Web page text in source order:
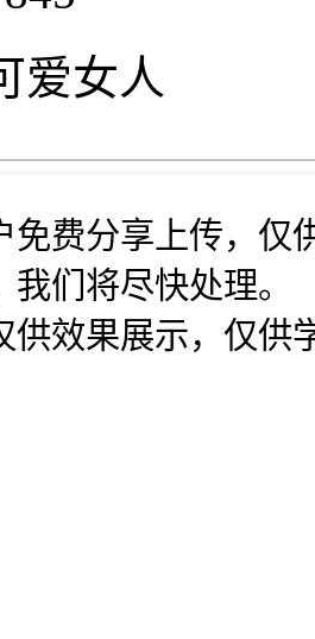
爱女人
免费分享上传，仅
们将尽快处理。
供效果展示，仅供